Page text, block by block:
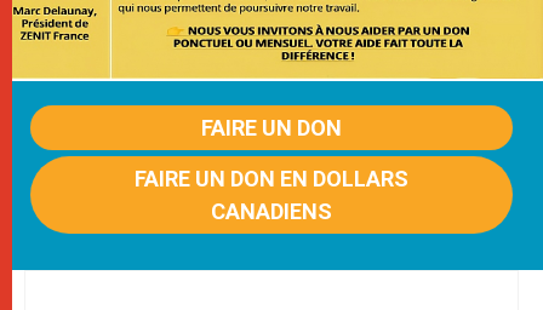
FAIRE UN DON
FAIRE UN DON EN DOLLARS
CANADIENS